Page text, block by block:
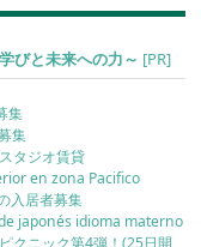
びと未来への力～ [PR]
集
集
タジオ賃貸
en zona Pacifico
入居者募集
japonés idioma materno
クニック第4弾！(25日開